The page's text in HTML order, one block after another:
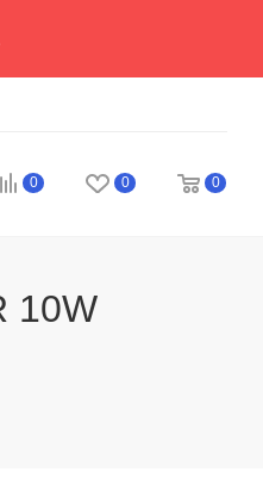
0 0 0
10W